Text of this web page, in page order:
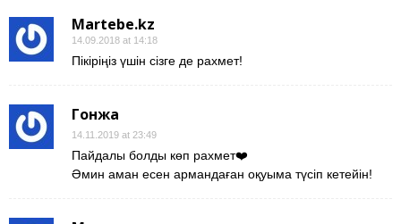
Martebe.kz
14.09.2018 at 14:18
Пікіріңіз үшін сізге де рахмет!
Гонжа
14.11.2019 at 23:49
Пайдалы болды көп рахмет❤️
Әмин аман есен армандаған оқуыма түсіп кетейін!